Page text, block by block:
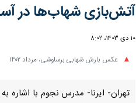
آتش‌بازی شهاب‌ها در
۱۰ دی ۱۴۰۳، ۸:۰۲
عکس بارش شهابی برساوشی، مرداد ۱۴۰۲